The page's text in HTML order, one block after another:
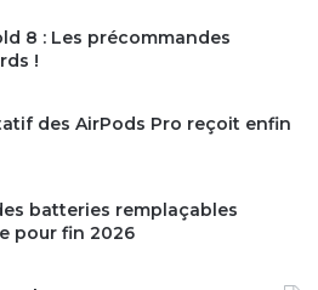
vous faire votre avis :
8 : Les précommandes
!
des AirPods Pro reçoit enfin
batteries remplaçables
pour fin 2026